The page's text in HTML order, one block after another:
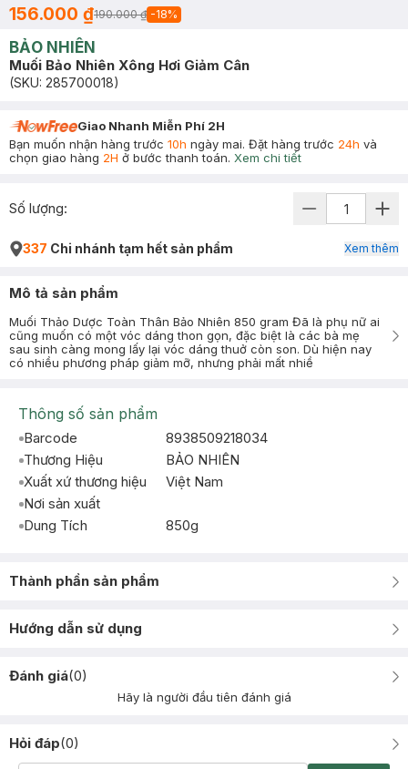
156.000 ₫190.000 ₫ -18%
BẢO NHIÊN
Muối Bảo Nhiên Xông Hơi Giảm Cân
(SKU: 285700018)
Giao Nhanh Miễn Phí 2H
Bạn muốn nhận hàng trước 10h ngày mai. Đặt hàng trước 24h và
chọn giao hàng 2H ở bước thanh toán. Xem chi tiết
Số lượng:
337 Chi nhánh tạm hết sản phẩm Xem thêm
Mô tả sản phẩm
Muối Thảo Dược Toàn Thân Bảo Nhiên 850 gram Đã là phụ nữ ai
cũng muốn có một vóc dáng thon gọn, đặc biệt là các bà mẹ
sau sinh càng mong lấy lại vóc dáng thuở còn son. Dù hiện nay
có nhiều phương pháp giảm mỡ, nhưng phải mất nhiề
Thông số sản phẩm
Barcode
8938509218034
Thương Hiệu
BẢO NHIÊN
Xuất xứ thương hiệu
Việt Nam
Nơi sản xuất
Dung Tích
850g
Thành phần sản phẩm
Hướng dẫn sử dụng
Đánh giá(0)
Hãy là người đầu tiên đánh giá
Hỏi đáp(0)